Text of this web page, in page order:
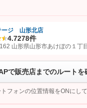
グーネットを友だち追加して
で
ボタンをタップして問い合
ださい。
こちら
ージ 山形北店
4.7278件
山形県山形市あけぼの１丁
で販売店までのルートを
トフォンの位置情報をONにし